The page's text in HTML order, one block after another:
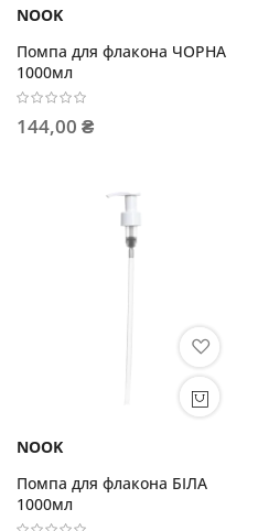
NOOK
Помпа для флакона ЧОРНА
1000мл
144,00 ₴
NOOK
Помпа для флакона БІЛА
1000мл